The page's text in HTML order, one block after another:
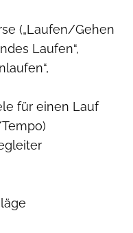
(„Laufen/Gehen
Laufen“,
für einen Lauf